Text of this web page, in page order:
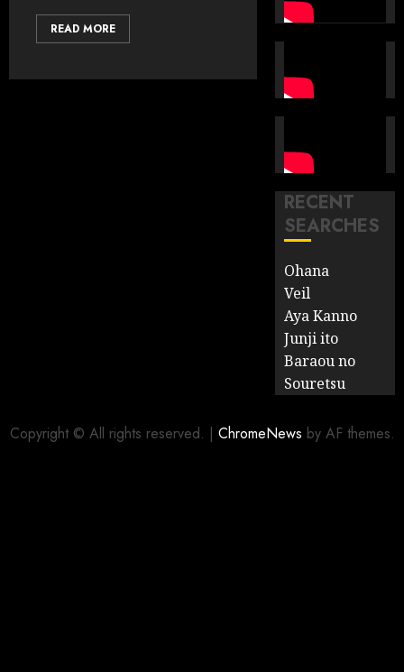
READ MORE
RECENT
SEARCHES
Ohana
Veil
Aya Kanno
Junji ito
Baraou no
Souretsu
Copyright © All rights reserved. | ChromeNews by AF themes.